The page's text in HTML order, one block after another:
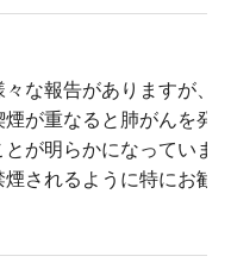
々な報告がありますが、
煙が重なると肺がんを発
とが明らかになっていま
煙されるように特にお勧